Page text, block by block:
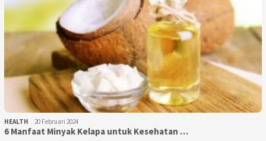
HEALTH 20 Februari 2024
6 Manfaat Minyak Kelapa untuk Kesehatan …